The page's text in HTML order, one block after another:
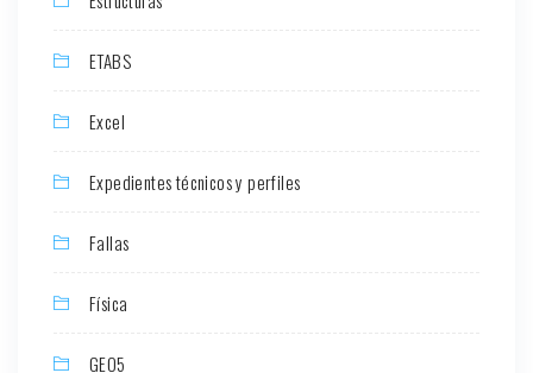
ETABS
Excel
Expedientes técnicos y perfiles
Fallas
Física
GEO5